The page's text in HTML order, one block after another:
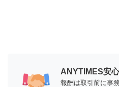
ANYTIMES安
報酬は取引前に事